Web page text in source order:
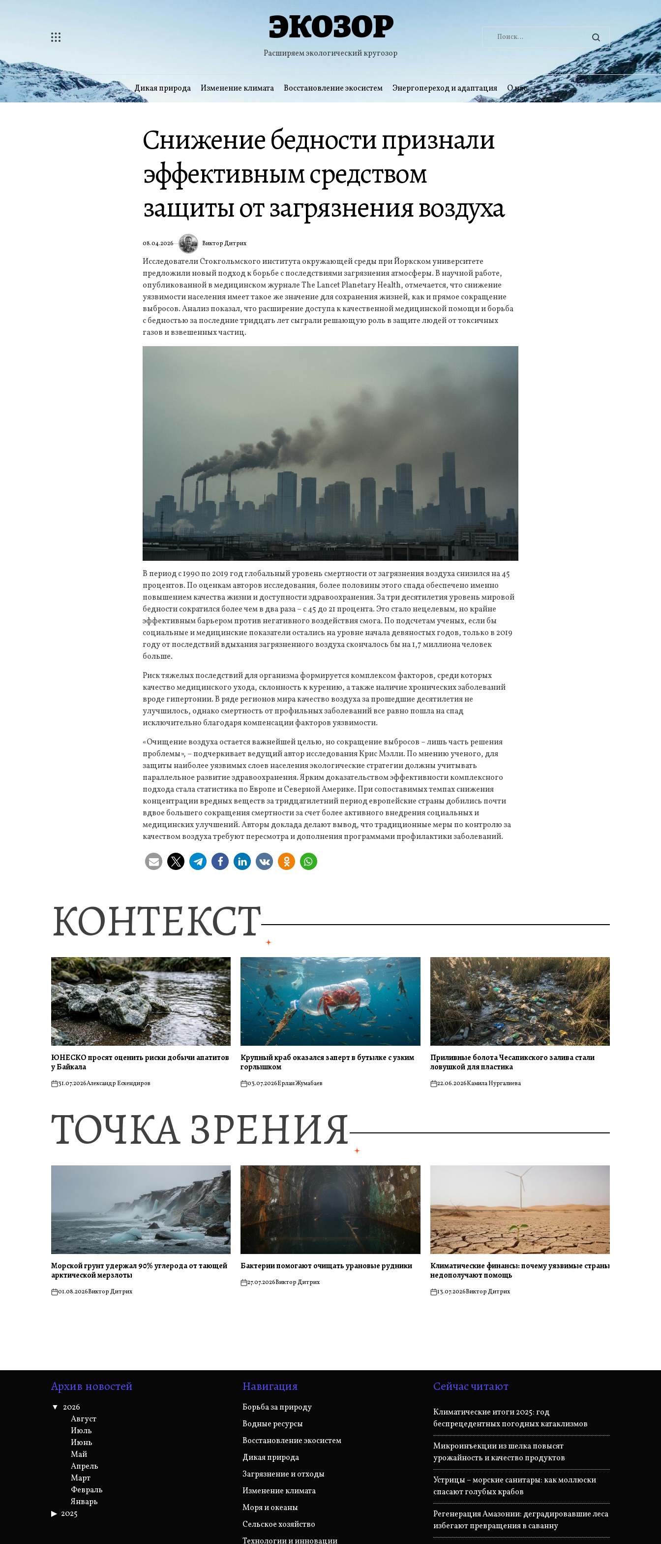
ЭКОЗОР
Расширяем экологический кругозор
Найти:
Дикая природа Изменение климата Восстановление экосистем Энергопереход и адаптация О нас
Снижение бедности признали
эффективным средством
защиты от загрязнения воздуха
08.04.2026 Виктор Дитрих
Исследователи Стокгольмского института окружающей среды при Йоркском университете
предложили новый подход к борьбе с последствиями загрязнения атмосферы. В научной работе,
опубликованной в медицинском журнале The Lancet Planetary Health, отмечается, что снижение
уязвимости населения имеет такое же значение для сохранения жизней, как и прямое сокращение
выбросов. Анализ показал, что расширение доступа к качественной медицинской помощи и борьба
с бедностью за последние тридцать лет сыграли решающую роль в защите людей от токсичных
газов и взвешенных частиц.
В период с 1990 по 2019 год глобальный уровень смертности от загрязнения воздуха снизился на 45
процентов. По оценкам авторов исследования, более половины этого спада обеспечено именно
повышением качества жизни и доступности здравоохранения. За три десятилетия уровень мировой
бедности сократился более чем в два раза – с 45 до 21 процента. Это стало нецелевым, но крайне
эффективным барьером против негативного воздействия смога. По подсчетам ученых, если бы
социальные и медицинские показатели остались на уровне начала девяностых годов, только в 2019
году от последствий вдыхания загрязненного воздуха скончалось бы на 1,7 миллиона человек
больше.
Риск тяжелых последствий для организма формируется комплексом факторов, среди которых
качество медицинского ухода, склонность к курению, а также наличие хронических заболеваний
вроде гипертонии. В ряде регионов мира качество воздуха за прошедшие десятилетия не
улучшилось, однако смертность от профильных заболеваний все равно пошла на спад
исключительно благодаря компенсации факторов уязвимости.
«Очищение воздуха остается важнейшей целью, но сокращение выбросов – лишь часть решения
проблемы», – подчеркивает ведущий автор исследования Крис Мэлли. По мнению ученого, для
защиты наиболее уязвимых слоев населения экологические стратегии должны учитывать
параллельное развитие здравоохранения. Ярким доказательством эффективности комплексного
подхода стала статистика по Европе и Северной Америке. При сопоставимых темпах снижения
концентрации вредных веществ за тридцатилетний период европейские страны добились почти
вдвое большего сокращения смертности за счет более активного внедрения социальных и
медицинских улучшений. Авторы доклада делают вывод, что традиционные меры по контролю за
качеством воздуха требуют пересмотра и дополнения программами профилактики заболеваний.
КОНТЕКСТ
ЮНЕСКО просят оценить риски добычи апатитов
у Байкала
on31.07.2026Александр Ескендиров
Крупный краб оказался заперт в бутылке с узким
горлышком
on03.07.2026Ерлан Жумабаев
Приливные болота Чесапикского залива стали
ловушкой для пластика
on22.06.2026Камила Нургалиева
ТОЧКА ЗРЕНИЯ
Морской грунт удержал 90% углерода от тающей
арктической мерзлоты
on01.08.2026Виктор Дитрих
Бактерии помогают очищать урановые рудники
on27.07.2026Виктор Дитрих
Климатические финансы: почему уязвимые страны
недополучают помощь
on13.07.2026Виктор Дитрих
Архив новостей
2026
Август
Июль
Июнь
Май
Апрель
Март
Февраль
Январь
2025
Навигация
Борьба за природу
Водные ресурсы
Восстановление экосистем
Дикая природа
Загрязнение и отходы
Изменение климата
Моря и океаны
Сельское хозяйство
Технологии и инновации
Сейчас читают
Климатические итоги 2025: год
беспрецедентных погодных катаклизмов
Микроинъекции из шелка повысят
урожайность и качество продуктов
Устрицы – морские санитары: как моллюски
спасают голубых крабов
Регенерация Амазонии: деградировавшие леса
избегают превращения в саванну